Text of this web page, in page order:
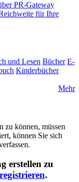
PR-Gateway
für Ihre
und Lesen Bücher E-
Kinderbücher
Mehr
zu können, müssen
können Sie sich
erstellen zu
registrieren.